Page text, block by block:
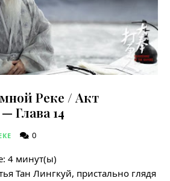
Реке / Акт
Глава 14
0
4 минут(ы)
Тан Лингкуй, пристально глядя